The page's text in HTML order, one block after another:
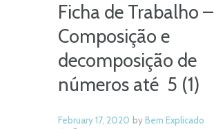
Ficha de Trabalho –
Composição e
decomposição de
números até 5 (1)
February 17, 2020 byBem Explicado